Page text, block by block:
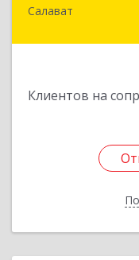
Салават
Клиентов на